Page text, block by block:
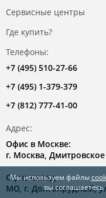
Мы используем файлы
вы
Сервисные центры
Где купить?
Телефоны:
+7 (495) 510-27-66
+7 (495) 1-379-379
+7 (812) 777-41-00
Адрес:
Офис в Москве:
г. Москва,
Офис-склад:
МО, г. Долгопрудный,